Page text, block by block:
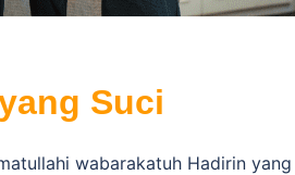
Suci
wabarakatuh Hadirin yang